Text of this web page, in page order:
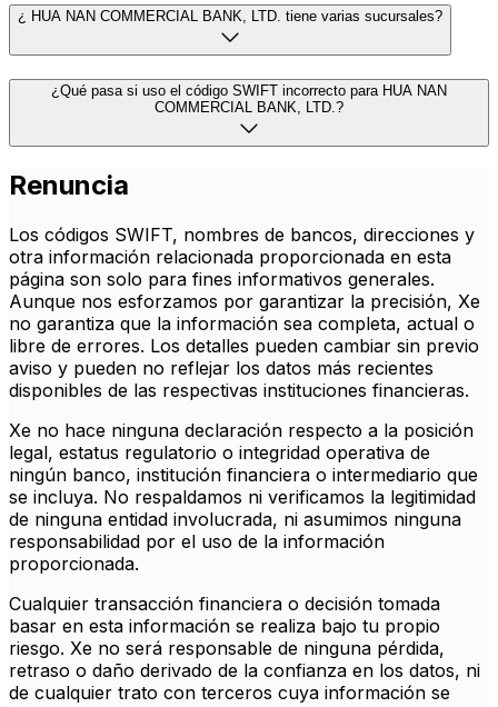
¿ HUA NAN COMMERCIAL BANK, LTD. tiene varias sucursales?
¿Qué pasa si uso el código SWIFT incorrecto para HUA NAN
COMMERCIAL BANK, LTD.?
Renuncia
Los códigos SWIFT, nombres de bancos, direcciones y
otra información relacionada proporcionada en esta
página son solo para fines informativos generales.
Aunque nos esforzamos por garantizar la precisión, Xe
no garantiza que la información sea completa, actual o
libre de errores. Los detalles pueden cambiar sin previo
aviso y pueden no reflejar los datos más recientes
disponibles de las respectivas instituciones financieras.
Xe no hace ninguna declaración respecto a la posición
legal, estatus regulatorio o integridad operativa de
ningún banco, institución financiera o intermediario que
se incluya. No respaldamos ni verificamos la legitimidad
de ninguna entidad involucrada, ni asumimos ninguna
responsabilidad por el uso de la información
proporcionada.
Cualquier transacción financiera o decisión tomada
basar en esta información se realiza bajo tu propio
riesgo. Xe no será responsable de ninguna pérdida,
retraso o daño derivado de la confianza en los datos, ni
de cualquier trato con terceros cuya información se